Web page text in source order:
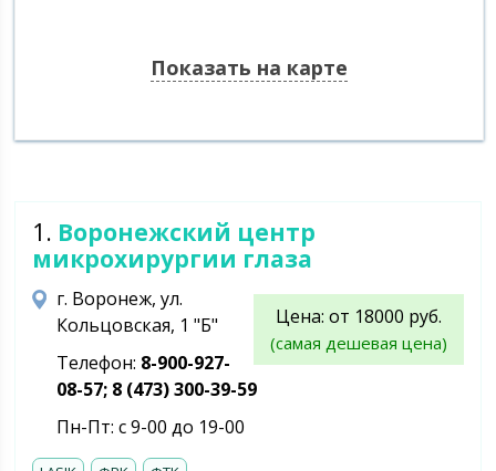
Показать на карте
1. Воронежский центр
микрохирургии глаза
Цена: от 18000 руб.
(самая дешевая цена)
г. Воронеж, ул.
Кольцовская, 1 "Б"
Телефон: 8-900-927-
08-57; 8 (473) 300-39-59
Пн-Пт: с 9-00 до 19-00